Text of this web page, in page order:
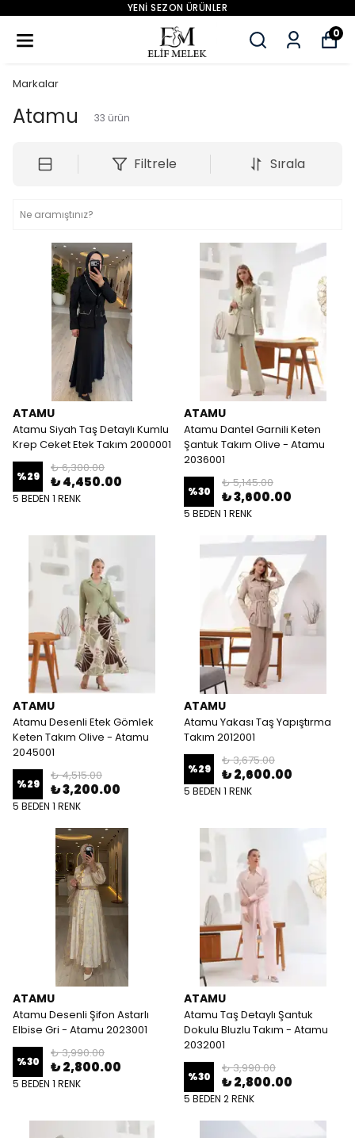
YENİ SEZON ÜRÜNLER
0
Markalar
Atamu 33 ürün
Filtrele Sırala
ATAMU
Atamu Siyah Taş Detaylı Kumlu
Krep Ceket Etek Takım 2000001
%29
₺ 6,300.00
₺ 4,450.00
5 BEDEN 1 RENK
ATAMU
Atamu Dantel Garnili Keten
Şantuk Takım Olive - Atamu
2036001
%30
₺ 5,145.00
₺ 3,600.00
5 BEDEN 1 RENK
ATAMU
Atamu Desenli Etek Gömlek
Keten Takım Olive - Atamu
2045001
%29
₺ 4,515.00
₺ 3,200.00
5 BEDEN 1 RENK
ATAMU
Atamu Yakası Taş Yapıştırma
Takım 2012001
%29
₺ 3,675.00
₺ 2,600.00
5 BEDEN 1 RENK
ATAMU
Atamu Desenli Şifon Astarlı
Elbise Gri - Atamu 2023001
%30
₺ 3,990.00
₺ 2,800.00
5 BEDEN 1 RENK
ATAMU
Atamu Taş Detaylı Şantuk
Dokulu Bluzlu Takım - Atamu
2032001
%30
₺ 3,990.00
₺ 2,800.00
5 BEDEN 2 RENK